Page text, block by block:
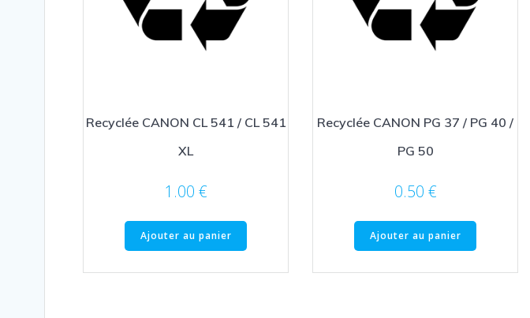
Recyclée CANON CL 541 / CL 541
XL
1.00 €
Ajouter au panier
Recyclée CANON PG 37 / PG 40 /
PG 50
0.50 €
Ajouter au panier